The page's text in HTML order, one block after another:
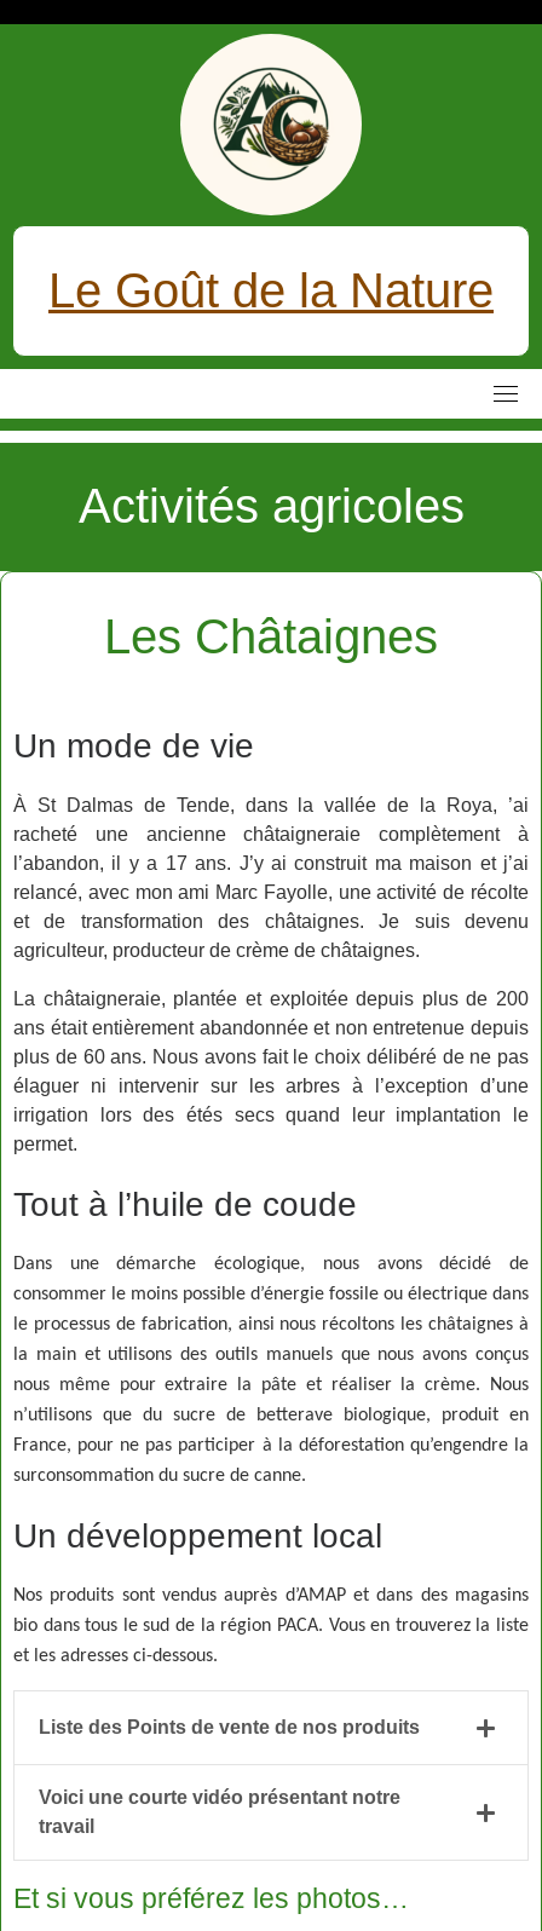
Le Goût de la Nature
Activités agricoles
Les Châtaignes
Un mode de vie
À St Dalmas de Tende, dans la vallée de la Roya, ’ai
racheté une ancienne châtaigneraie complètement à
l’abandon, il y a 17 ans. J’y ai construit ma maison et j’ai
relancé, avec mon ami Marc Fayolle, une activité de récolte
et de transformation des châtaignes. Je suis devenu
agriculteur, producteur de crème de châtaignes.
La châtaigneraie, plantée et exploitée depuis plus de 200
ans était entièrement abandonnée et non entretenue depuis
plus de 60 ans. Nous avons fait le choix délibéré de ne pas
élaguer ni intervenir sur les arbres à l’exception d’une
irrigation lors des étés secs quand leur implantation le
permet.
Tout à l’huile de coude
Dans une démarche écologique, nous avons décidé de
consommer le moins possible d’énergie fossile ou électrique dans
le processus de fabrication, ainsi nous récoltons les châtaignes à
la main et utilisons des outils manuels que nous avons conçus
nous même pour extraire la pâte et réaliser la crème. Nous
n’utilisons que du sucre de betterave biologique, produit en
France, pour ne pas participer à la déforestation qu’engendre la
surconsommation du sucre de canne.
Un développement local
Nos produits sont vendus auprès d’AMAP et dans des magasins
bio dans tous le sud de la région PACA. Vous en trouverez la liste
et les adresses ci-dessous.
Liste des Points de vente de nos produits
Voici une courte vidéo présentant notre
travail
Et si vous préférez les photos…